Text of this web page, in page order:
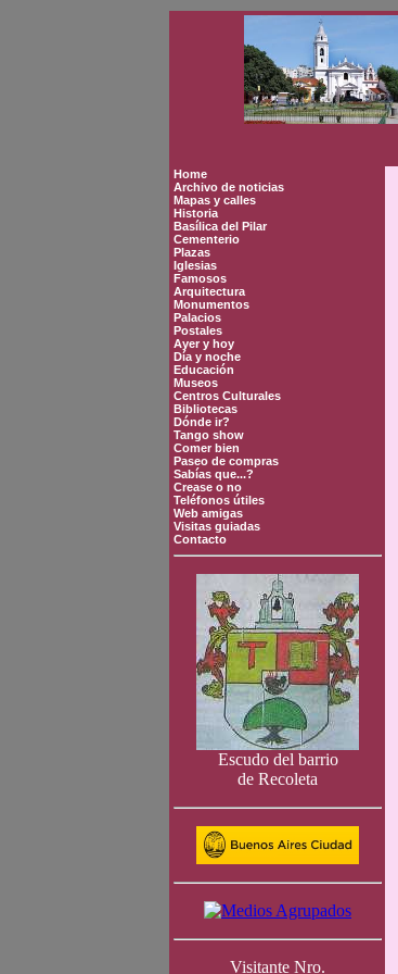
Home
Archivo de noticias
Mapas y calles
Historia
Basílica del Pilar
Cementerio
Plazas
Iglesias
Famosos
Arquitectura
Monumentos
Palacios
Postales
Ayer y hoy
Día y noche
Educación
Museos
Centros Culturales
Bibliotecas
Dónde ir?
Tango show
Comer bien
Paseo de compras
Sabías que...?
Crease o no
Teléfonos útiles
Web amigas
Visitas guiadas
Contacto
Escudo del barrio
de Recoleta
Visitante Nro.